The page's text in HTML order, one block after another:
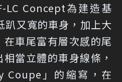
LC Concept為建造基
趴又寬的車身，加上大
車尾富有層次感的尾
當立體的車身線條，
Coupe」的縮寫，在